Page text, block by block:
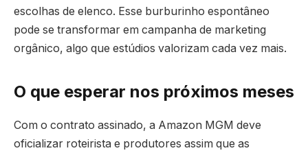
escolhas de elenco. Esse burburinho espontâneo
pode se transformar em campanha de marketing
orgânico, algo que estúdios valorizam cada vez mais.
O que esperar nos próximos meses
Com o contrato assinado, a Amazon MGM deve
oficializar roteirista e produtores assim que as